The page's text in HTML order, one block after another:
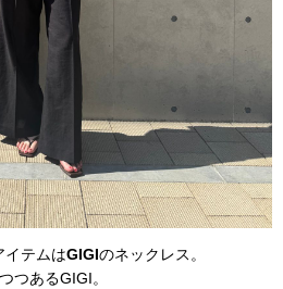
イテムはGIGIのネックレス。
つあるGIGI。